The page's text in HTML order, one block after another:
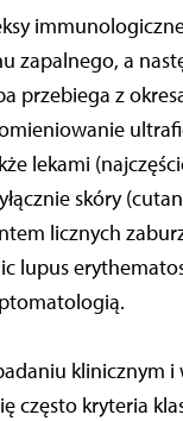
zapalnego, a
przebiega z
lekami
skóry
licznych
lupus
często kryteria